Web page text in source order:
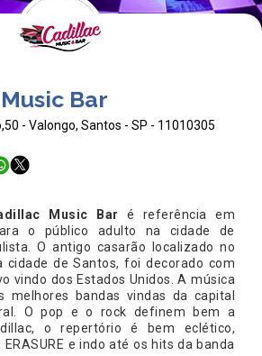
Bar
- Valongo, Santos - SP - 11010305
Music Bar é referência em
o público adulto na cidade de
O antigo casarão localizado no
cidade de Santos, foi decorado com
vindo dos Estados Unidos. A música
melhores bandas vindas da capital
O pop e o rock definem bem a
o repertório é bem eclético,
e indo até os hits da banda